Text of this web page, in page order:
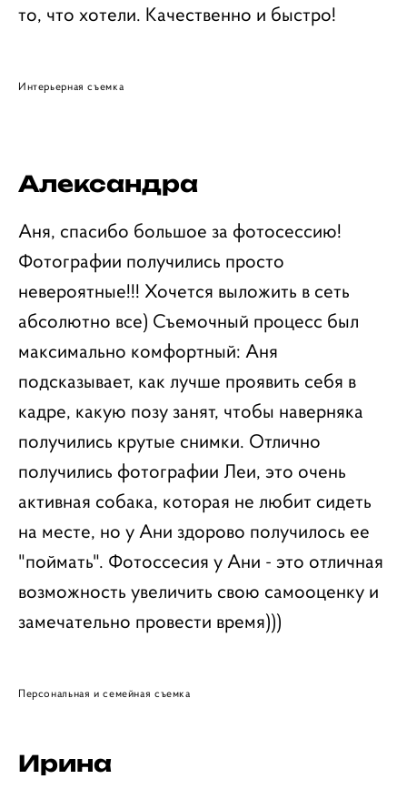
то, что хотели. Качественно и быстро!
Интерьерная съемка
Александра
Аня, спасибо большое за фотосессию!
Фотографии получились просто
невероятные!!! Хочется выложить в сеть
абсолютно все) Съемочный процесс был
максимально комфортный: Аня
подсказывает, как лучше проявить себя в
кадре, какую позу занят, чтобы наверняка
получились крутые снимки. Отлично
получились фотографии Леи, это очень
активная собака, которая не любит сидеть
на месте, но у Ани здорово получилось ее
"поймать". Фотоссесия у Ани - это отличная
возможность увеличить свою самооценку и
замечательно провести время)))
Персональная и семейная съемка
Ирина